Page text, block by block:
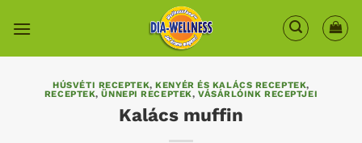
HÚSVÉTI RECEPTEK,KENYÉR ÉS KALÁCS RECEPTEK,
RECEPTEK,ÜNNEPI RECEPTEK, VÁSÁRLÓINK RECEPTJEI
Kalács muffin